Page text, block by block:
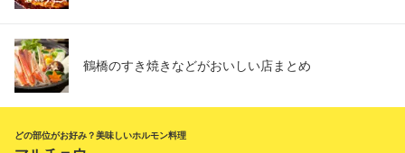
鶴橋のすき焼きなどがおいしい店まとめ
どの部位がお好み？美味しいホルモン料理